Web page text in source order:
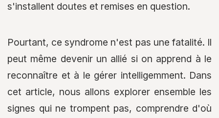
s'installent doutes et remises en question.
Pourtant, ce syndrome n'est pas une fatalité. Il
peut même devenir un allié si on apprend à le
reconnaître et à le gérer intelligemment. Dans
cet article, nous allons explorer ensemble les
signes qui ne trompent pas, comprendre d'où